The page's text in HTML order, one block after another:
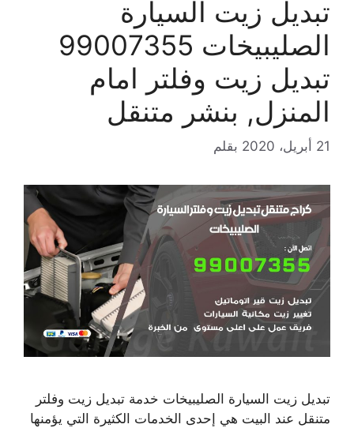
تبديل زيت السيارة
الصليبيخات 99007355
تبديل زيت وفلتر امام
المنزل, بنشر متنقل
21 أبريل، 2020 بقلم
تبديل زيت السيارة الصليبيخات خدمة تبديل زيت وفلتر
متنقل عند البيت هي إحدى الخدمات الكثيرة التي يؤمنها